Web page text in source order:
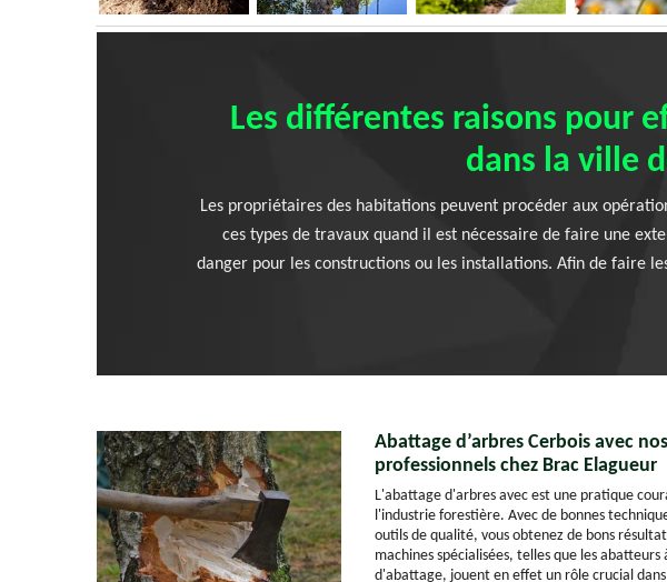
Les différentes raisons pour
dans la ville
Les propriétaires des habitations peuvent procéder aux
ces types de travaux quand il est nécessaire de faire une
danger pour les constructions ou les installations. Afin de faire
Abattage d’arbres Cerbois avec nos
professionnels chez Brac Elagueur
L'abattage d'arbres avec est une pratique
l'industrie forestière. Avec de bonnes
outils de qualité, vous obtenez de bons
machines spécialisées, telles que les abatteurs
d'abattage, jouent en effet un rôle crucial